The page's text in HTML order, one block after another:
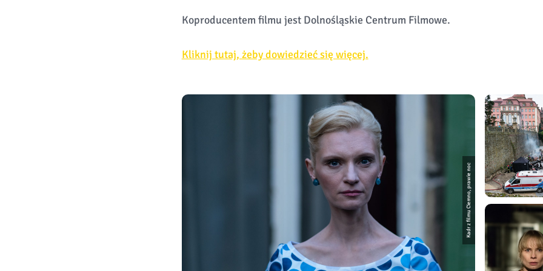
Koproducentem filmu jest Dolnośląskie Centrum Filmowe.
Kliknij tutaj, żeby dowiedzieć się więcej.
Kadr z filmu Ciemno, prawie noc